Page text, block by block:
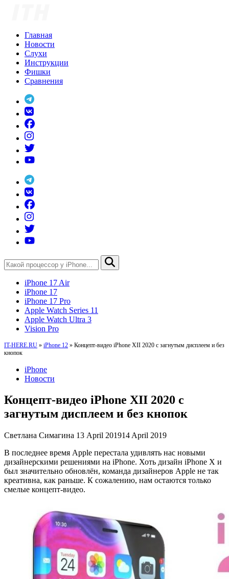
Главная
Новости
Слухи
Инструкции
Фишки
Сравнения
iPhone 17 Air
iPhone 17
iPhone 17 Pro
Apple Watch Series 11
Apple Watch Ultra 3
Vision Pro
IT-HERE.RU » iPhone 12 » Концепт-видео iPhone XII 2020 с загнутым дисплеем и без
кнопок
iPhone
Новости
Концепт-видео iPhone XII 2020 с
загнутым дисплеем и без кнопок
Светлана Симагина 13 April 201914 April 2019
В последнее время Apple перестала удивлять нас новыми
дизайнерскими решениями на iPhone. Хоть дизайн iPhone X и
был значительно обновлён, команда дизайнеров Apple не так
креативна, как раньше. К сожалению, нам остаются только
смелые концепт-видео.